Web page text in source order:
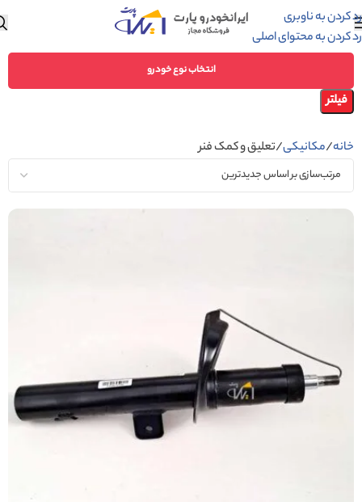
رد کردن به ناوبری
رد کردن به محتوای اصلی
انتخاب نوع خودرو
فیلتر
خانه مکانیکی تعلیق و کمک فنر